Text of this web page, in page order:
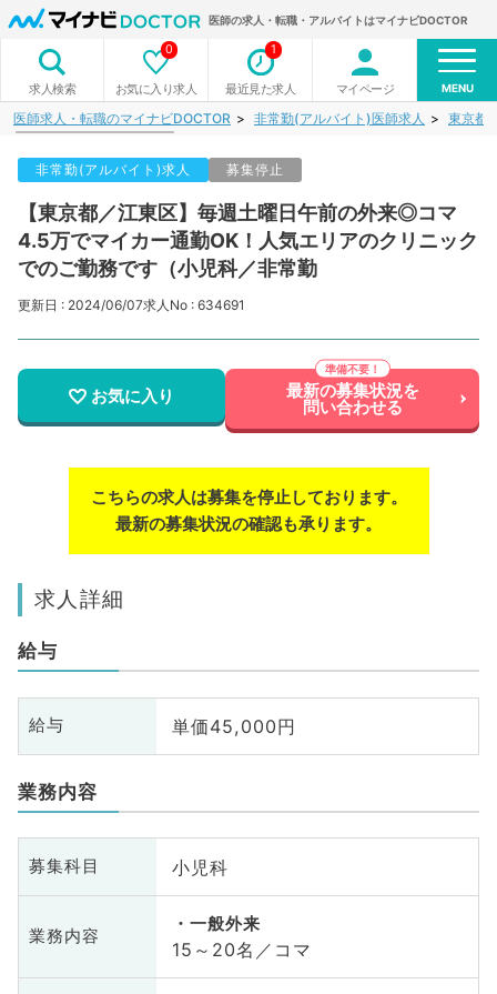
医師の求人・転職・アルバイトはマイナビDOCTOR
求人検索 お気に入り求人
0
最近見た求人
1
マイページ MENU
医師求人・転職のマイナビDOCTOR 非常勤(アルバイト)医師求人 東京都
非常勤(アルバイト)求人 募集停止
【東京都／江東区】毎週土曜日午前の外来◎コマ
4.5万でマイカー通勤OK！人気エリアのクリニック
でのご勤務です（小児科／非常勤
更新日 : 2024/06/07求人No : 634691
お気に入り 最新の募集状況を
問い合わせる
こちらの求人は募集を停止しております。
最新の募集状況の確認も承ります。
求人詳細
給与
給与 単価45,000円
業務内容
募集科目 小児科
業務内容
一般外来
15～20名／コマ